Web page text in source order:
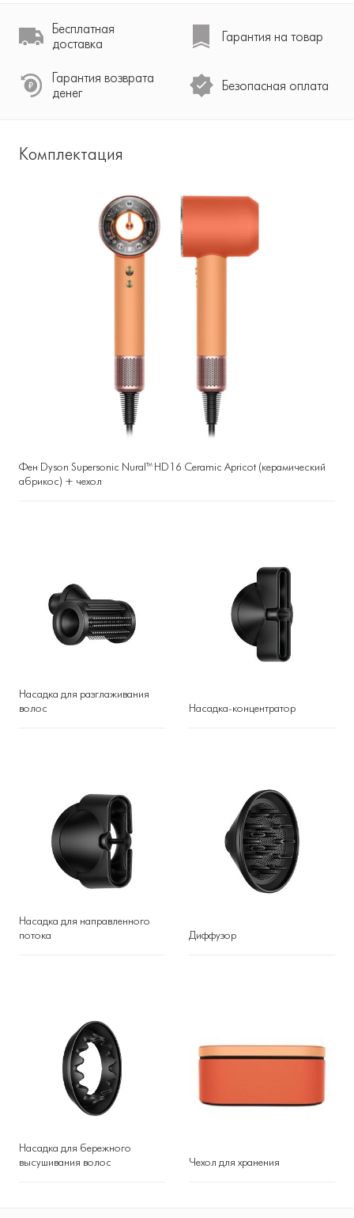
Бесплатная
доставка
Гарантия на товар
Гарантия возврата
денег
Безопасная оплата
Комплектация
Фен Dyson Supersonic Nural™ HD16 Ceramic Apricot (керамический
абрикос) + чехол
Насадка для разглаживания
волос
Насадка-концентратор
Насадка для направленного
потока
Диффузор
Насадка для бережного
высушивания волос
Чехол для хранения